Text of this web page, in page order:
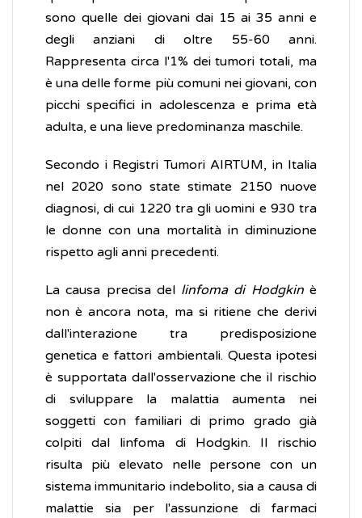
sono quelle dei giovani dai 15 ai 35 anni e
degli anziani di oltre 55-60 anni.
Rappresenta circa l'1% dei tumori totali, ma
è una delle forme più comuni nei giovani, con
picchi specifici in adolescenza e prima età
adulta, e una lieve predominanza maschile.
Secondo i Registri Tumori AIRTUM, in Italia
nel 2020 sono state stimate 2150 nuove
diagnosi, di cui 1220 tra gli uomini e 930 tra
le donne con una mortalità in diminuzione
rispetto agli anni precedenti.
La causa precisa del linfoma di Hodgkinè
non è ancora nota, ma si ritiene che derivi
dall'interazione tra predisposizione
genetica e fattori ambientali. Questa ipotesi
è supportata dall'osservazione che il rischio
di sviluppare la malattia aumenta nei
soggetti con familiari di primo grado già
colpiti dal linfoma di Hodgkin. Il rischio
risulta più elevato nelle persone con un
sistema immunitario indebolito, sia a causa di
malattie sia per l'assunzione di farmaci